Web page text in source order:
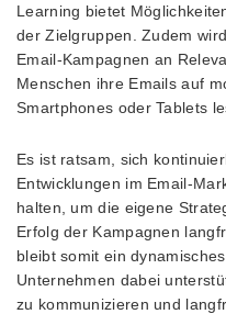
Learning bietet
der Zielgruppen. Zudem
Email-Kampagnen an
Menschen ihre Emails auf
Smartphones oder Tablets
Es ist ratsam, sich
Entwicklungen im Email-
halten, um die eigene
Erfolg der Kampagnen
bleibt somit ein
Unternehmen dabei
zu kommunizieren und